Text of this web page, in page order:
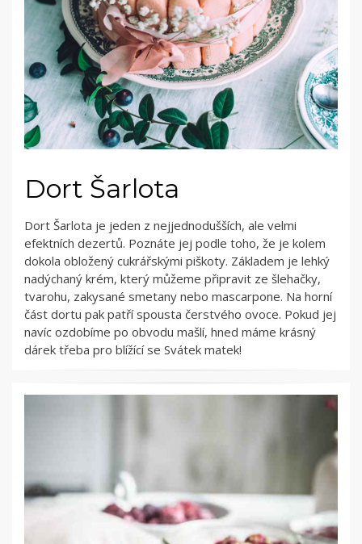
Dort Šarlota
Dort Šarlota je jeden z nejjednodušších, ale velmi
efektních dezertů. Poznáte jej podle toho, že je kolem
dokola obložený cukrářskými piškoty. Základem je lehký
nadýchaný krém, který můžeme připravit ze šlehačky,
tvarohu, zakysané smetany nebo mascarpone. Na horní
část dortu pak patří spousta čerstvého ovoce. Pokud jej
navíc ozdobíme po obvodu mašlí, hned máme krásný
dárek třeba pro blížící se Svátek matek!